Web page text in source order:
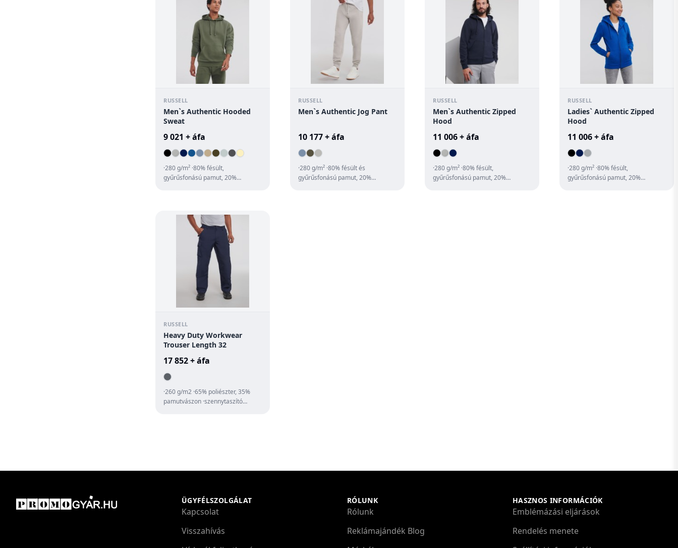
RUSSELL
Men`s Authentic Hooded
Sweat
9 021 + áfa
·280 g/m² ·80% fésült,
gyűrűsfonású pamut, 20%
RUSSELL
Men`s Authentic Jog Pant
10 177 + áfa
·280 g/m² ·80% fésült és
gyűrűsfonású pamut, 20%
RUSSELL
Men`s Authentic Zipped
Hood
11 006 + áfa
·280 g/m² ·80% fésült,
gyűrűsfonású pamut, 20%
RUSSELL
Ladies` Authentic Zipped
Hood
11 006 + áfa
·280 g/m² ·80% fésült,
gyűrűsfonású pamut, 20%
RUSSELL
Heavy Duty Workwear
Trouser Length 32
17 852 + áfa
·260 g/m2 ·65% poliészter, 35%
pamutvászon ·szennytaszító
ÜGYFÉLSZOLGÁLAT
Kapcsolat
Visszahívás
RÓLUNK
Rólunk
Reklámajándék Blog
HASZNOS INFORMÁCIÓK
Emblémázási eljárások
Rendelés menete